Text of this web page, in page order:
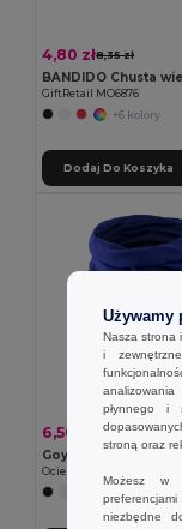
4,80 zł8,35 zł
GiftRetail MO6876
+6 kolory
Dodaj Do Koszyka
6,50 zł 6,82 zł
Goya 50604
Ocieplacz na szyję z
Używamy
Nasza strona
i
płynnego i
stroną oraz
Możesz w
niezbędne